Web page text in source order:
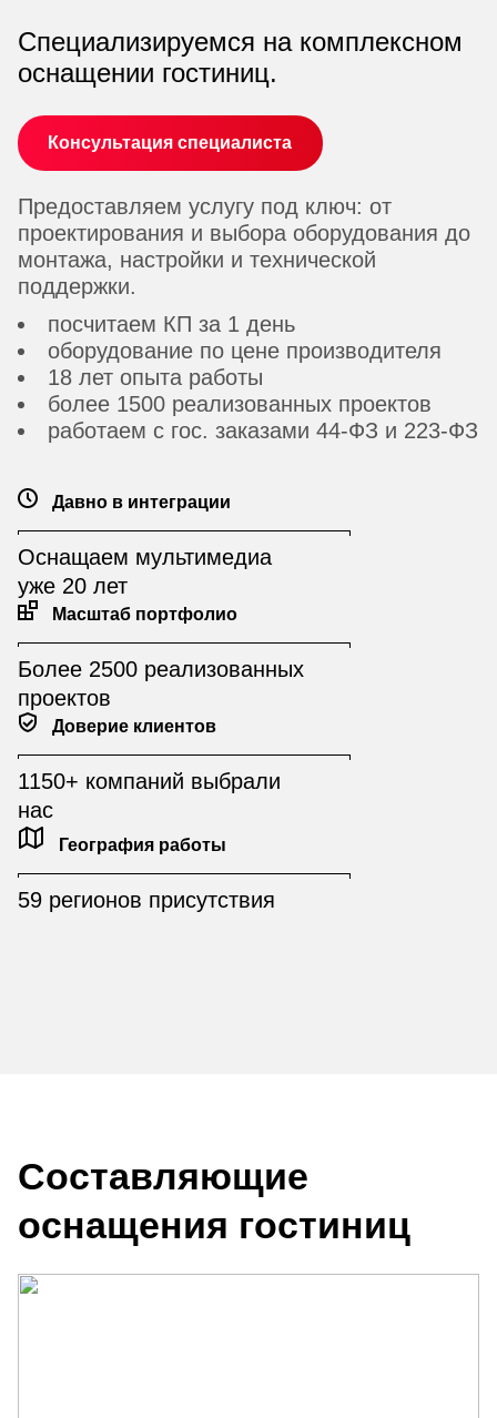
Специализируемся на комплексном
оснащении гостиниц.
Консультация специалиста
Предоставляем услугу под ключ: от
проектирования и выбора оборудования до
монтажа, настройки и технической
поддержки.
посчитаем КП за 1 день
оборудование по цене производителя
18 лет опыта работы
более 1500 реализованных проектов
работаем с гос. заказами 44-ФЗ и 223-ФЗ
Давно в интеграции
Оснащаем мультимедиа
уже 20 лет
Масштаб портфолио
Более 2500 реализованных
проектов
Доверие клиентов
1150+ компаний выбрали
нас
География работы
59 регионов присутствия
Составляющие
оснащения гостиниц